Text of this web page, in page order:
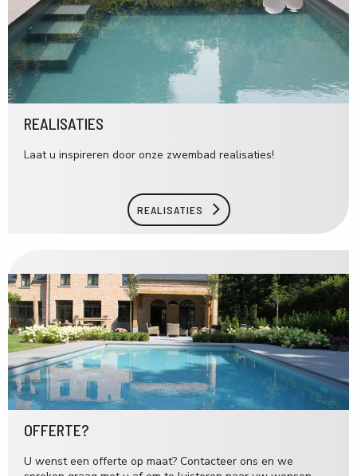
REALISATIES
Laat u inspireren door onze zwembad realisaties!
REALISATIES
OFFERTE?
U wenst een offerte op maat? Contacteer ons en we